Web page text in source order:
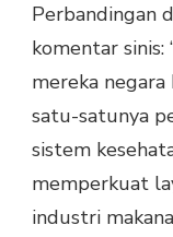
Perbandingan
komentar sinis:
mereka negara
satu-satunya
sistem
memperkuat
industri